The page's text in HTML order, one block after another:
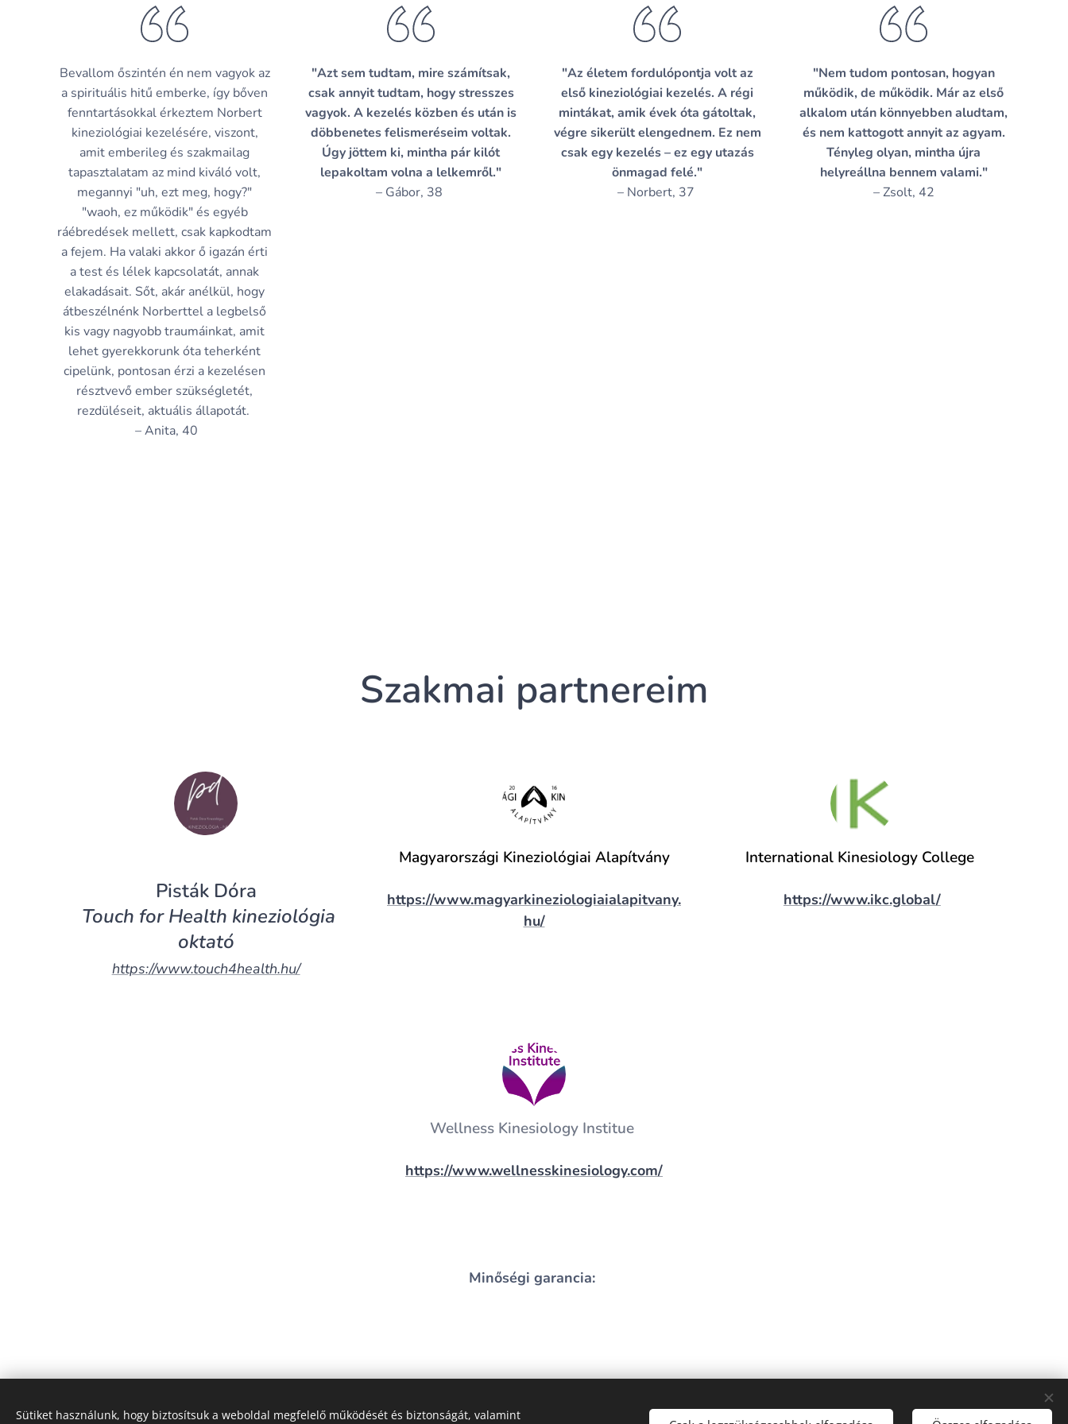
Bevallom őszintén én nem vagyok az
a spirituális hitű emberke, így bőven
fenntartásokkal érkeztem Norbert
kineziológiai kezelésére, viszont,
amit emberileg és szakmailag
tapasztalatam az mind kiváló volt,
megannyi "uh, ezt meg, hogy?"
"waoh, ez működik" és egyéb
ráébredések mellett, csak kapkodtam
a fejem. Ha valaki akkor ő igazán érti
a test és lélek kapcsolatát, annak
elakadásait. Sőt, akár anélkül, hogy
átbeszélnénk Norberttel a legbelső
kis vagy nagyobb traumáinkat, amit
lehet gyerekkorunk óta teherként
cipelünk, pontosan érzi a kezelésen
résztvevő ember szükségletét,
rezdüléseit, aktuális állapotát.
– Anita, 40
"Azt sem tudtam, mire számítsak,
csak annyit tudtam, hogy stresszes
vagyok. A kezelés közben és után is
döbbenetes felismeréseim voltak.
Úgy jöttem ki, mintha pár kilót
lepakoltam volna a lelkemről."
– Gábor, 38
"Az életem fordulópontja volt az
első kineziológiai kezelés. A régi
mintákat, amik évek óta gátoltak,
végre sikerült elengednem. Ez nem
csak egy kezelés – ez egy utazás
önmagad felé."
– Norbert, 37
"Nem tudom pontosan, hogyan
működik, de működik. Már az első
alkalom után könnyebben aludtam,
és nem kattogott annyit az agyam.
Tényleg olyan, mintha újra
helyreállna bennem valami."
– Zsolt, 42
Szakmai partnereim
Pisták Dóra
Touch for Health kineziológia
oktató
https://www.touch4health.hu/
Magyarországi Kineziológiai Alapítvány
https://www.magyarkineziologiaialapitvany.
hu/
International Kinesiology College
https://www.ikc.global/
Wellness Kinesiology Institue
https://www.wellnesskinesiology.com/
Minőségi garancia:
Sütiket használunk, hogy biztosítsuk a weboldal megfelelő működését és biztonságát, valamint